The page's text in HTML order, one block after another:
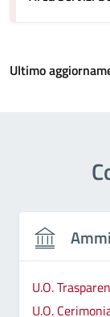
Ultimo
U.O.
U.O.